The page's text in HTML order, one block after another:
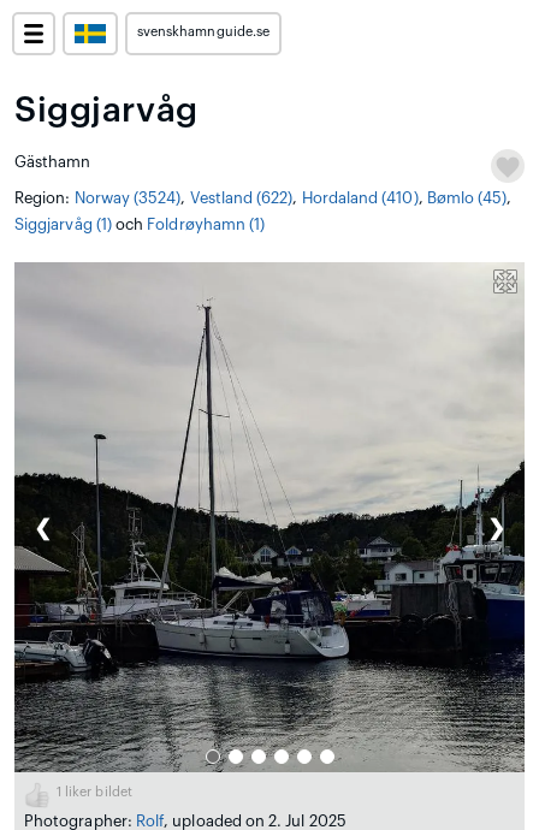
svenskhamnguide.se
Siggjarvåg
Gästhamn
Region: Norway (3524), Vestland (622), Hordaland (410), Bømlo (45),
Siggjarvåg (1)och Foldrøyhamn (1)
❮ ❯
1 liker bildet
Photographer: Rolf, uploaded on 2. Jul 2025